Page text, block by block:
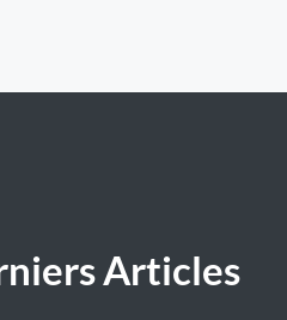
Articles